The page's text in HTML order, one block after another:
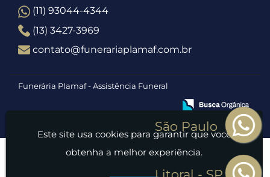
(11) 93044-4344
(13) 3427-3969
contato@funerariaplamaf.com.br
Funerária Plamaf - Assistência Funeral
Este site usa cookies para garantir que você
obtenha a melhor experiência.